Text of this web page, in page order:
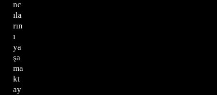
nc
ıla
rın
ı
ya
şa
ma
kt
ay